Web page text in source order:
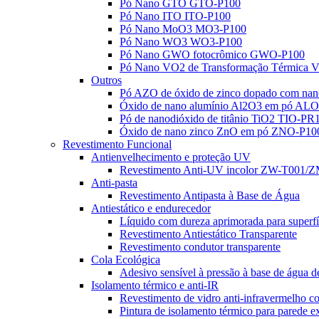
Pó Nano GTO GTO-P100
Pó Nano ITO ITO-P100
Pó Nano MoO3 MO3-P100
Pó Nano WO3 WO3-P100
Pó Nano GWO fotocrômico GWO-P100
Pó Nano VO2 de Transformação Térmica
Outros
Pó AZO de óxido de zinco dopado com
Óxido de nano alumínio Al2O3 em pó
Pó de nanodióxido de titânio TiO2 TIO-
Óxido de nano zinco ZnO em pó ZNO-
Revestimento Funcional
Antienvelhecimento e proteção UV
Revestimento Anti-UV incolor ZW-T001/
Anti-pasta
Revestimento Antipasta à Base de Água
Antiestático e endurecedor
Líquido com dureza aprimorada para
Revestimento Antiestático Transparente
Revestimento condutor transparente
Cola Ecológica
Adesivo sensível à pressão à base de água
Isolamento térmico e anti-IR
Revestimento de vidro anti-infravermelho
Pintura de isolamento térmico para parede